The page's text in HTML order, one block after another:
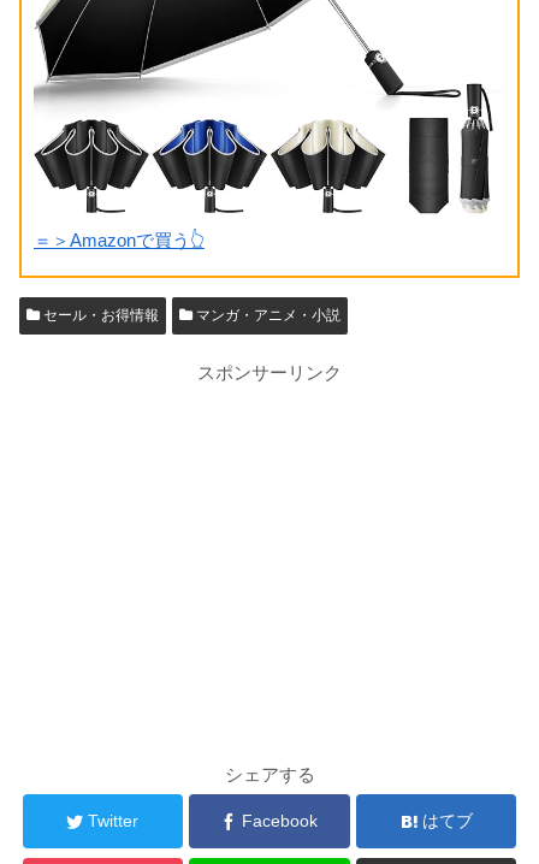
＝＞Amazonで買う👆
セール・お得情報 マンガ・アニメ・小説
スポンサーリンク
シェアする
Twitter Facebook はてブ